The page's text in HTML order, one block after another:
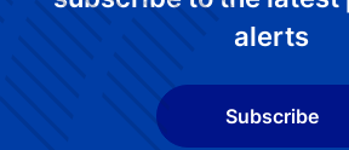
alerts
Subscribe